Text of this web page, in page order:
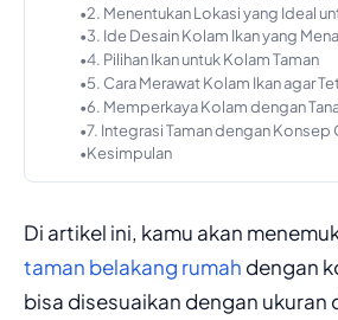
2. Menentukan Lokasi yang Ideal
3. Ide Desain Kolam Ikan yang
4. Pilihan Ikan untuk Kolam Taman
5. Cara Merawat Kolam Ikan agar
6. Memperkaya Kolam dengan
7. Integrasi Taman dengan Konsep
Kesimpulan
Di artikel ini, kamu akan
taman belakang rumah dengan
bisa disesuaikan dengan ukuran